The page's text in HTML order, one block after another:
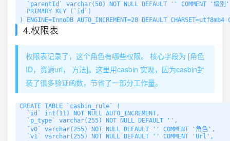
`parentId` varchar(50) NOT NULL DEFAULT '' COMMENT '级别
  PRIMARY KEY (`id`)
) ENGINE=InnoDB AUTO_INCREMENT=28 DEFAULT CHARSET=utf8mb4
4.权限表
权限表记录了，这个角色有哪些权限。 核心字段为 [角色
ID，资源url， 方法]。这里用casbin 实现，因为casbin封
装了很多验证函数，节省了一部分工作量。
CREATE TABLE `casbin_rule` (
  `id` int(11) NOT NULL AUTO_INCREMENT,
  `p_type` varchar(255) NOT NULL DEFAULT '',
  `v0` varchar(255) NOT NULL DEFAULT '' COMMENT '角色',
  `v1` varchar(255) NOT NULL DEFAULT '' COMMENT 'Url',